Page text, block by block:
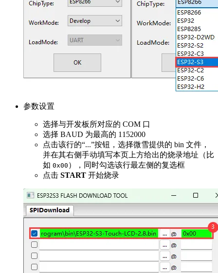
参数设置
选择与开发板所对应的 COM 口
选择 BAUD 为最高的 1152000
点击该行的“...”按钮，选择微雪提供的 bin 文件，
并在其右侧手动填写本页上方给出的烧录地址（比
如 0x00 ），同时勾选该行最左侧的复选框
点击 START 开始烧录